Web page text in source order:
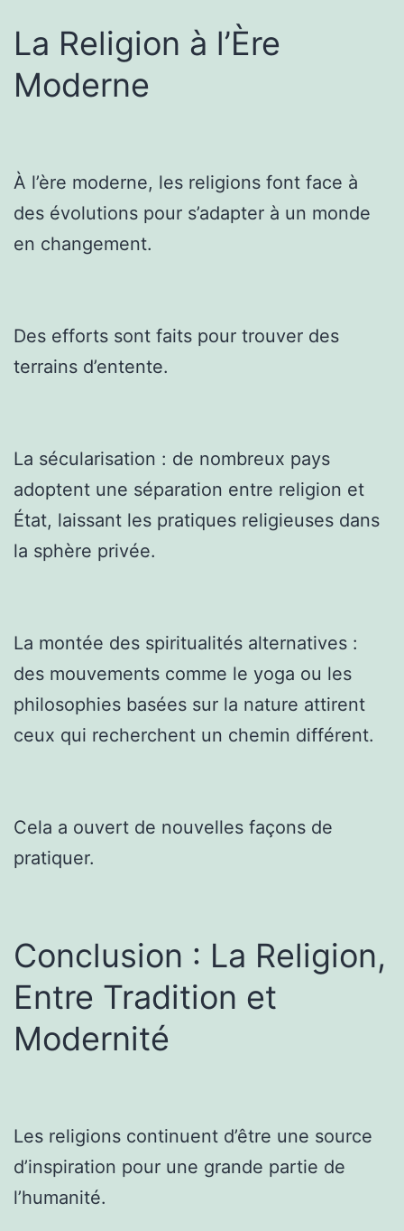
La Religion à l’Ère
Moderne
À l’ère moderne, les religions font face à
des évolutions pour s’adapter à un monde
en changement.
Des efforts sont faits pour trouver des
terrains d’entente.
La sécularisation : de nombreux pays
adoptent une séparation entre religion et
État, laissant les pratiques religieuses dans
la sphère privée.
La montée des spiritualités alternatives :
des mouvements comme le yoga ou les
philosophies basées sur la nature attirent
ceux qui recherchent un chemin différent.
Cela a ouvert de nouvelles façons de
pratiquer.
Conclusion : La Religion,
Entre Tradition et
Modernité
Les religions continuent d’être une source
d’inspiration pour une grande partie de
l’humanité.